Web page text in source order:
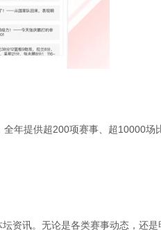
年提供超200项赛事、超10000场
资讯。无论是各类赛事动态，还